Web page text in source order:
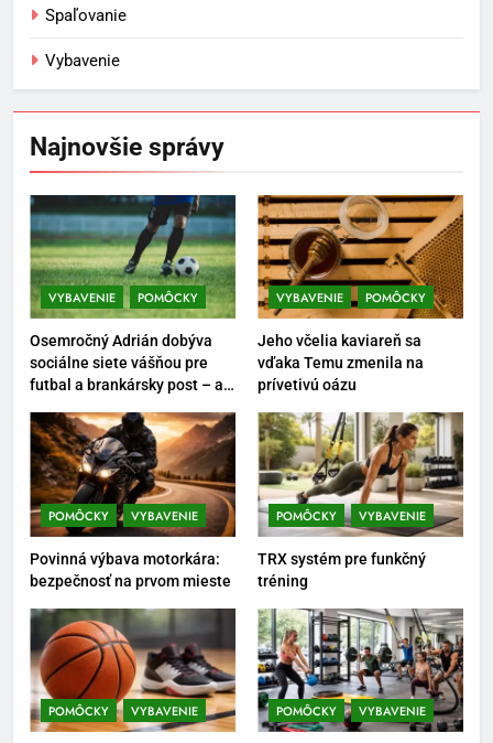
Spaľovanie
Vybavenie
Najnovšie správy
VYBAVENIE POMÔCKY
Osemročný Adrián dobýva
sociálne siete vášňou pre
futbal a brankársky post – aj
VYBAVENIE POMÔCKY
Jeho včelia kaviareň sa
vďaka Temu zmenila na
prívetivú oázu
POMÔCKY VYBAVENIE
Povinná výbava motorkára:
bezpečnosť na prvom mieste
POMÔCKY VYBAVENIE
TRX systém pre funkčný
tréning
POMÔCKY VYBAVENIE POMÔCKY VYBAVENIE
5
Ako vybrať basketbalovú loptu a
obuv správne
POMÔCKY VYBAVENIE
6
Ako kombinovať rôzne
tréningové pomôcky
POMÔCKY VYBAVENIE
7
Pomôcky na cvičenie brucha
POMÔCKY VYBAVENIE
8
Najlepšie doplnky pre
motocyklistov na dlhé trasy